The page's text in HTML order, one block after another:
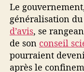
Le
généralisation du
d’avis, se
de son conseil
pourraient
après le